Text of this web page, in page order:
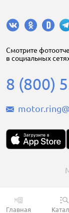
Главная
Cмотрите
в социальных
8 (800)